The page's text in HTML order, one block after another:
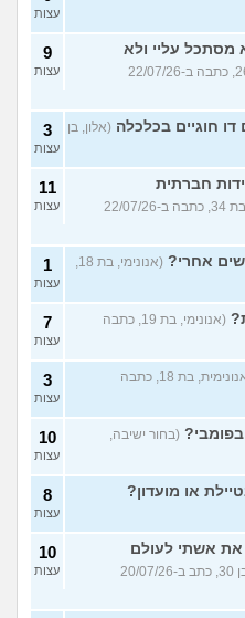
עצות
מסתכל עליי ולא
(כינוי, בת 26, כתבה ב-22/07/26
9
עצות
חוגיים בכלכלה (אלון, בן
3
עצות
חברתית
(אחת, בת 34, כתבה ב-22/07/26
11
עצות
אחרי? 1
עצות
(אנונימי, בת 19, כתבה
7
עצות
(אנונימית, בת 18, כתבה
3
עצות
(בחור ישיבה,
10
עצות
או מועדון? 8
עצות
את אשתי לעולם
(אבי, בן 30, כתב ב-20/07/26
10
עצות